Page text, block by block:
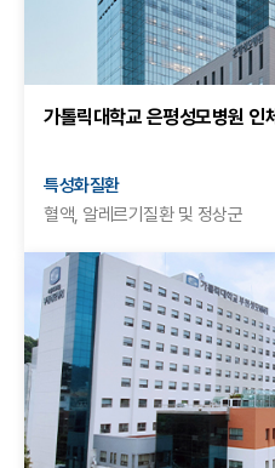
가톨릭대학교 은평성모병원 인
특성화질환
혈액, 알레르기질환 및 정상군